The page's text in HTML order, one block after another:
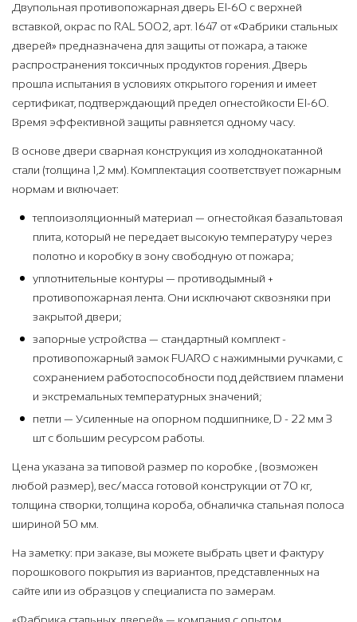
Двупольная противопожарная дверь EI-60 с верхней
вставкой, окрас по RAL 5002, арт. 1647 от «Фабрики стальных
дверей» предназначена для защиты от пожара, а также
распространения токсичных продуктов горения. Дверь
прошла испытания в условиях открытого горения и имеет
сертификат, подтверждающий предел огнестойкости EI-60.
Время эффективной защиты равняется одному часу.
В основе двери сварная конструкция из холоднокатанной
стали (толщина 1,2 мм). Комплектация соответствует пожарным
нормам и включает:
теплоизоляционный материал — огнестойкая базальтовая
плита, который не передает высокую температуру через
полотно и коробку в зону свободную от пожара;
уплотнительные контуры — противодымный +
противопожарная лента. Они исключают сквозняки при
закрытой двери;
запорные устройства — стандартный комплект -
противопожарный замок FUARO с нажимными ручками, с
сохранением работоспособности под действием пламени
и экстремальных температурных значений;
петли — Усиленные на опорном подшипнике, D - 22 мм 3
шт с большим ресурсом работы.
Цена указана за типовой размер по коробке , (возможен
любой размер), вес/масса готовой конструкции от 70 кг,
толщина створки, толщина короба, обналичка стальная полоса
шириной 50 мм.
На заметку: при заказе, вы можете выбрать цвет и фактуру
порошкового покрытия из вариантов, представленных на
сайте или из образцов у специалиста по замерам.